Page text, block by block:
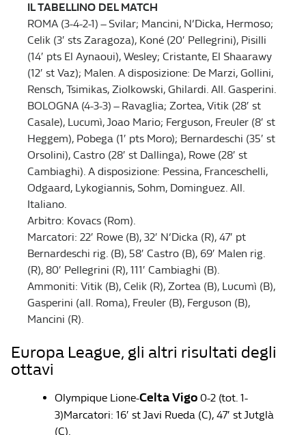
IL TABELLINO DEL MATCH
ROMA (3-4-2-1) – Svilar; Mancini, N’Dicka, Hermoso;
Celik (3′ sts Zaragoza), Koné (20′ Pellegrini), Pisilli
(14′ pts El Aynaoui), Wesley; Cristante, El Shaarawy
(12′ st Vaz); Malen. A disposizione: De Marzi, Gollini,
Rensch, Tsimikas, Ziolkowski, Ghilardi. All. Gasperini.
BOLOGNA (4-3-3) – Ravaglia; Zortea, Vitik (28′ st
Casale), Lucumì, Joao Mario; Ferguson, Freuler (8′ st
Heggem), Pobega (1′ pts Moro); Bernardeschi (35′ st
Orsolini), Castro (28′ st Dallinga), Rowe (28′ st
Cambiaghi). A disposizione: Pessina, Franceschelli,
Odgaard, Lykogiannis, Sohm, Dominguez. All.
Italiano.
Arbitro: Kovacs (Rom).
Marcatori: 22′ Rowe (B), 32′ N’Dicka (R), 47′ pt
Bernardeschi rig. (B), 58′ Castro (B), 69′ Malen rig.
(R), 80′ Pellegrini (R), 111′ Cambiaghi (B).
Ammoniti: Vitik (B), Celik (R), Zortea (B), Lucumì (B),
Gasperini (all. Roma), Freuler (B), Ferguson (B),
Mancini (R).
Europa League, gli altri risultati degli
ottavi
Olympique Lione-Celta Vigo 0-2 (tot. 1-
3)Marcatori: 16′ st Javi Rueda (C), 47′ st Jutglà
(C).